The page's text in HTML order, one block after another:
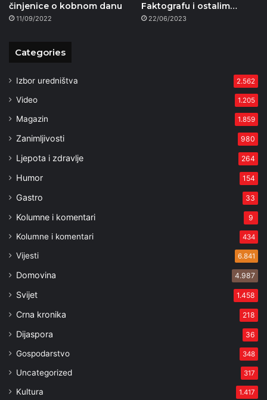
činjenice o kobnom danu
11/09/2022
Faktografu i ostalim…
22/06/2023
Categories
Izbor uredništva 2.562
Video 1.205
Magazin 1.859
Zanimljivosti 980
Ljepota i zdravlje 264
Humor 154
Gastro 33
Kolumne i komentari 9
Kolumne i komentari 434
Vijesti 6.841
Domovina 4.987
Svijet 1.458
Crna kronika 218
Dijaspora 36
Gospodarstvo 348
Uncategorized 317
Kultura 1.417